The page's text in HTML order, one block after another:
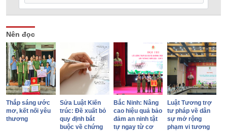
Nên đọc
Thắp sáng ước
mơ, kết nối yêu
thương
Sửa Luật Kiến
trúc: Đề xuất bỏ
quy định bắt
buộc về chứng
Bắc Ninh: Nâng
cao hiệu quả bảo
đảm an ninh tật
tự ngay từ cơ
Luật Tương trợ
tư pháp về dân
sự mở rộng
phạm vi tương